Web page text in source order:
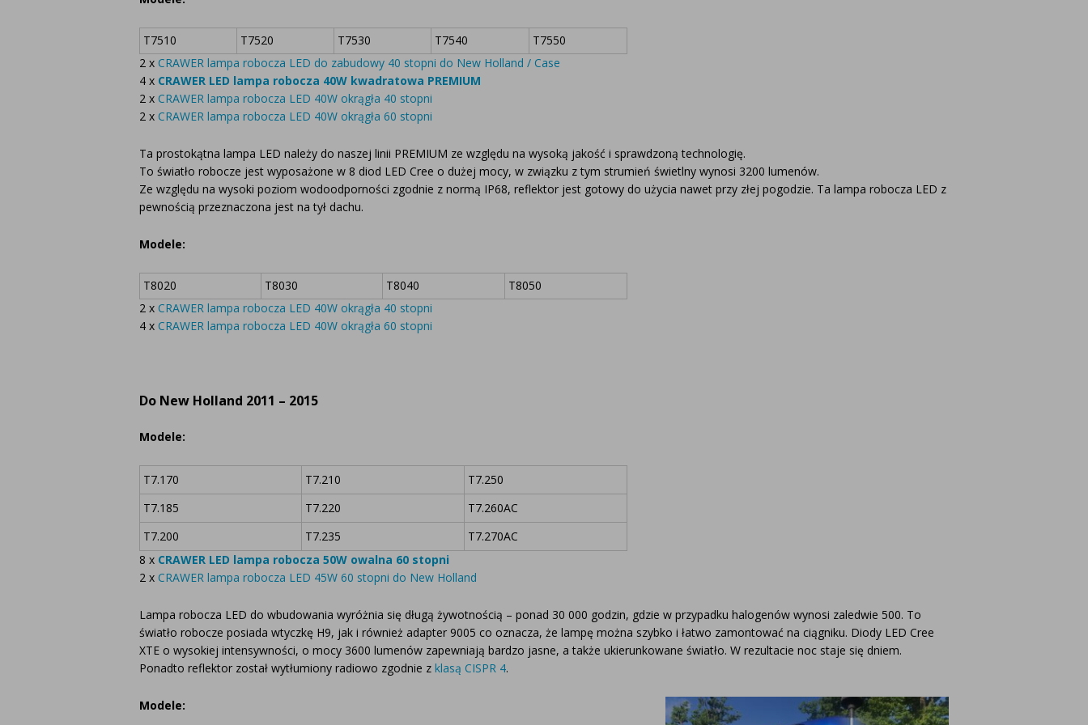
T7510 T7520 T7530 T7540
T7550
2 x CRAWER lampa robocza LED do zabudowy 40 stopni do New Holland / Case
4 x CRAWER LED lampa robocza 40W kwadratowa PREMIUM
2 x CRAWER lampa robocza LED 40W okrągła 40 stopni
2 x CRAWER lampa robocza LED 40W okrągła 60 stopni
Ta prostokątna lampa LED należy do naszej linii PREMIUM ze względu na wysoką jakość i sprawdzoną technologię.
To światło robocze jest wyposażone w 8 diod LED Cree o dużej mocy, w związku z tym strumień świetlny wynosi 3200 lumenów.
Ze względu na wysoki poziom wodoodporności zgodnie z normą IP68, reflektor jest gotowy do użycia nawet przy złej pogodzie. Ta lampa robocza LED z
pewnością przeznaczona jest na tył dachu.
Modele:
T8020 T8030 T8040
T8050
2 x CRAWER lampa robocza LED 40W okrągła 40 stopni
4 x CRAWER lampa robocza LED 40W okrągła 60 stopni
Do New Holland 2011 – 2015
Modele:
T7.170 T7.210
T7.250
T7.185
T7.220
T7.260AC
T7.200
T7.235
T7.270AC
8 x CRAWER LED lampa robocza 50W owalna 60 stopni
2 x CRAWER lampa robocza LED 45W 60 stopni do New Holland
Lampa robocza LED do wbudowania wyróżnia się długą żywotnością – ponad 30 000 godzin, gdzie w przypadku halogenów wynosi zaledwie 500. To
światło robocze posiada wtyczkę H9, jak i również adapter 9005 co oznacza, że lampę można szybko i łatwo zamontować na ciągniku. Diody LED Cree
XTE o wysokiej intensywności, o mocy 3600 lumenów zapewniają bardzo jasne, a także ukierunkowane światło. W rezultacie noc staje się dniem.
Ponadto reflektor został wytłumiony radiowo zgodnie z klasą CISPR 4.
Modele: